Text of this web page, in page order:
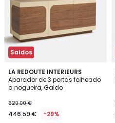
Saldos
LA REDOUTE INTERIEURS
Aparador de 3 portas folheado
a nogueira, Galdo
629.00 €
446.59 € -29%
2,7
/ 5